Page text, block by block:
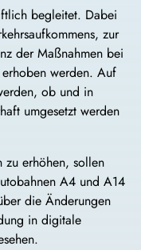
begleitet. Dabei
zur
der Maßnahmen bei
werden. Auf
ob und in
umgesetzt werden
zu erhöhen, sollen
A4 und A14
die Änderungen
in digitale